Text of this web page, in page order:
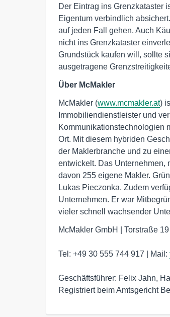
Der Eintrag ins Grenzkataster
Eigentum verbindlich
auf jeden Fall gehen. Auch
nicht ins Grenzkataster
Grundstück kaufen will, sollte
ausgetragene
Über McMakler
McMakler (www.mcmakler.at)
Immobiliendienstleister und
Kommunikationstechnologien
Ort. Mit diesem hybriden
der Maklerbranche und zu
entwickelt. Das Unternehmen,
davon 255 eigene Makler.
Lukas Pieczonka. Zudem
Unternehmen. Er war
vieler schnell wachsender
McMakler GmbH | Torstraße
Tel: +49 30 555 744 917 | Mail:
Geschäftsführer: Felix Jahn,
Registriert beim Amtsgericht